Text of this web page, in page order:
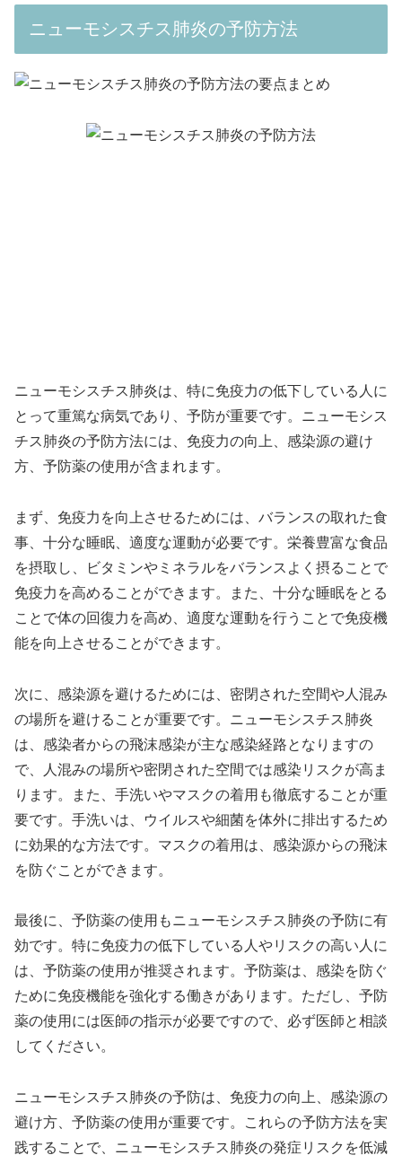
ニューモシスチス肺炎の予防方法
ニューモシスチス肺炎は、特に免疫力の低下している人に
とって重篤な病気であり、予防が重要です。ニューモシス
チス肺炎の予防方法には、免疫力の向上、感染源の避け
方、予防薬の使用が含まれます。
まず、免疫力を向上させるためには、バランスの取れた食
事、十分な睡眠、適度な運動が必要です。栄養豊富な食品
を摂取し、ビタミンやミネラルをバランスよく摂ることで
免疫力を高めることができます。また、十分な睡眠をとる
ことで体の回復力を高め、適度な運動を行うことで免疫機
能を向上させることができます。
次に、感染源を避けるためには、密閉された空間や人混み
の場所を避けることが重要です。ニューモシスチス肺炎
は、感染者からの飛沫感染が主な感染経路となりますの
で、人混みの場所や密閉された空間では感染リスクが高ま
ります。また、手洗いやマスクの着用も徹底することが重
要です。手洗いは、ウイルスや細菌を体外に排出するため
に効果的な方法です。マスクの着用は、感染源からの飛沫
を防ぐことができます。
最後に、予防薬の使用もニューモシスチス肺炎の予防に有
効です。特に免疫力の低下している人やリスクの高い人に
は、予防薬の使用が推奨されます。予防薬は、感染を防ぐ
ために免疫機能を強化する働きがあります。ただし、予防
薬の使用には医師の指示が必要ですので、必ず医師と相談
してください。
ニューモシスチス肺炎の予防は、免疫力の向上、感染源の
避け方、予防薬の使用が重要です。これらの予防方法を実
践することで、ニューモシスチス肺炎の発症リスクを低減